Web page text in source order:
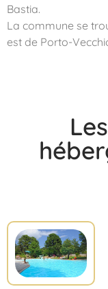
Bastia.
La commune se
est de Porto-